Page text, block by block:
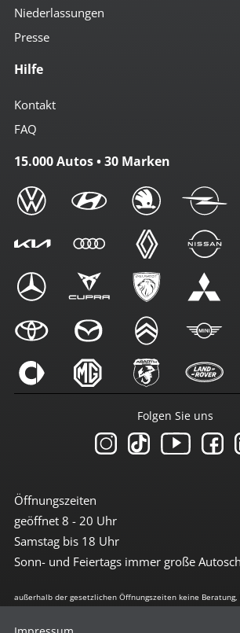
Niederlassungen
Presse
Hilfe
Kontakt
FAQ
15.000 Autos • 30 Marken
Öffnungszeiten
geöffnet 8 - 20 Uhr
Samstag bis 18 Uhr
Sonn- und Feiertags immer große
Folgen Sie uns
außerhalb der gesetzlichen Öffnungszeiten keine